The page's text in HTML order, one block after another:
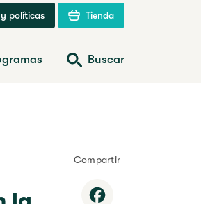
políticas Tienda
Buscar
Compartir
Facebook